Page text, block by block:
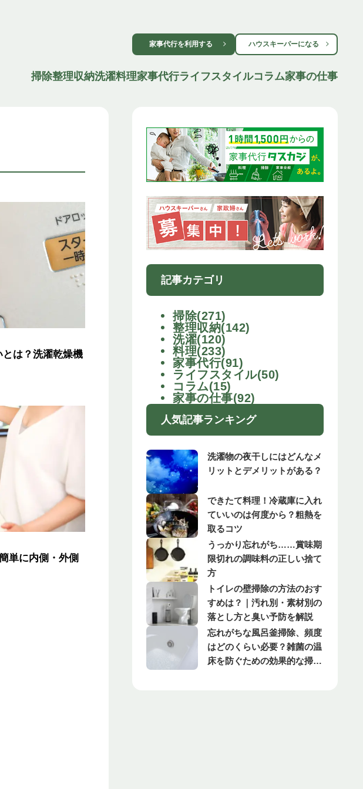
家事代行を利用する ハウスキーパーになる
掃除整理収納洗濯料理家事代行ライフスタイルコラム家事の仕事
は？洗濯乾燥機
単に内側・外側
記事カテゴリ
掃除(271)
整理収納(142)
洗濯(120)
料理(233)
家事代行(91)
ライフスタイル(50)
コラム(15)
家事の仕事(92)
人気記事ランキング
洗濯物の夜干しにはどんなメ
リットとデメリットがある？
できたて料理！冷蔵庫に入れ
ていいのは何度から？粗熱を
取るコツ
うっかり忘れがち……賞味期
限切れの調味料の正しい捨て
方
トイレの壁掃除の方法のおす
すめは？｜汚れ別・素材別の
落とし方と臭い予防を解説
忘れがちな風呂釜掃除、頻度
はどのくらい必要？雑菌の温
床を防ぐための効果的な掃除